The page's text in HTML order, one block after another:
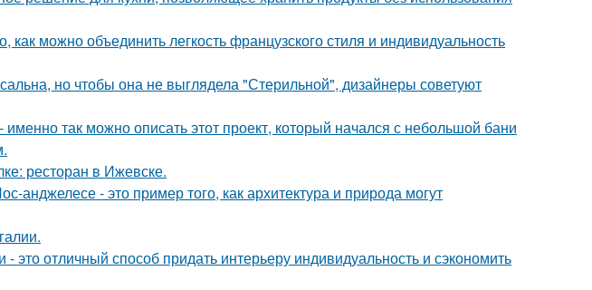
как можно объединить легкость французского стиля и индивидуальность
но чтобы она не выглядела "Стерильной", дизайнеры советуют
так можно описать этот проект, который начался с небольшой бани
ресторан в Ижевске.
анджелесе - это пример того, как архитектура и природа могут
- это отличный способ придать интерьеру индивидуальность и сэкономить